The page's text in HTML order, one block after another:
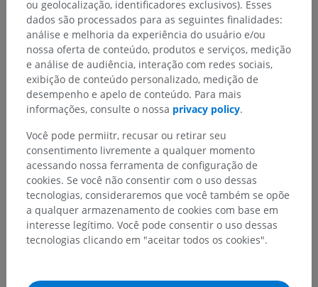
ou geolocalização, identificadores exclusivos). Esses
dados são processados para as seguintes finalidades:
análise e melhoria da experiência do usuário e/ou
nossa oferta de conteúdo, produtos e serviços, medição
e análise de audiência, interação com redes sociais,
exibição de conteúdo personalizado, medição de
desempenho e apelo de conteúdo. Para mais
informações, consulte o nossa privacy policy.
Você pode permiitr, recusar ou retirar seu
consentimento livremente a qualquer momento
acessando nossa ferramenta de configuração de
cookies. Se você não consentir com o uso dessas
tecnologias, consideraremos que você também se opõe
a qualquer armazenamento de cookies com base em
interesse legítimo. Você pode consentir o uso dessas
tecnologias clicando em "aceitar todos os cookies".